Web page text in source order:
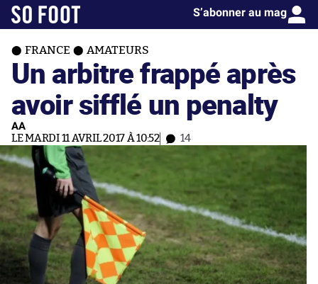
S’abonner au mag
FRANCE AMATEURS
Un arbitre frappé après
avoir sifflé un penalty
AA
LE MARDI 11 AVRIL 2017 À 10:52 14